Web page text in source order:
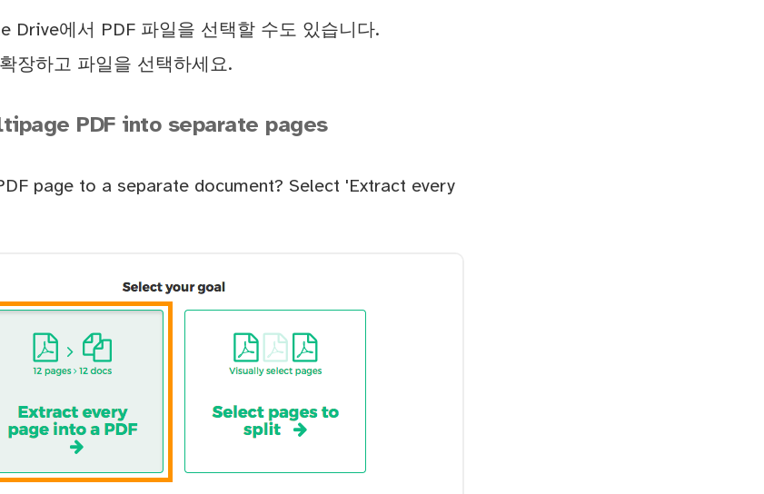
Drive에서 PDF 파일을 선택할 수도 있습니다.
장하고 파일을 선택하세요.
PDF into separate pages
page to a separate document? Select 'Extract every